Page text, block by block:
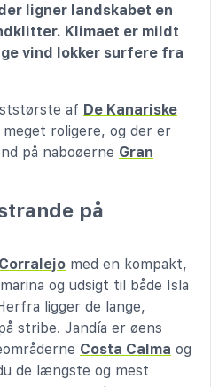
ligner landskabet en
Klimaet er mildt
vind lokker surfere fra
af De Kanariske
roligere, og der er
på naboøerne Gran
på
Corralejo med en kompakt,
og udsigt til både Isla
ligger de lange,
stribe. Jandía er øens
Costa Calma og
de længste og mest